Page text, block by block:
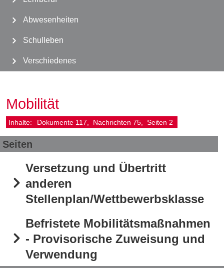
Mobilität
Inhalte: Dokumente 117 Nachrichten 75 Seiten 2
Seiten
Versetzung und Übertritt
anderen
Stellenplan/Wettbewerbsklasse
Befristete Mobilitätsmaßnahmen
- Provisorische Zuweisung und
Verwendung
Abwesenheiten
Schulleben
Verschiedenes